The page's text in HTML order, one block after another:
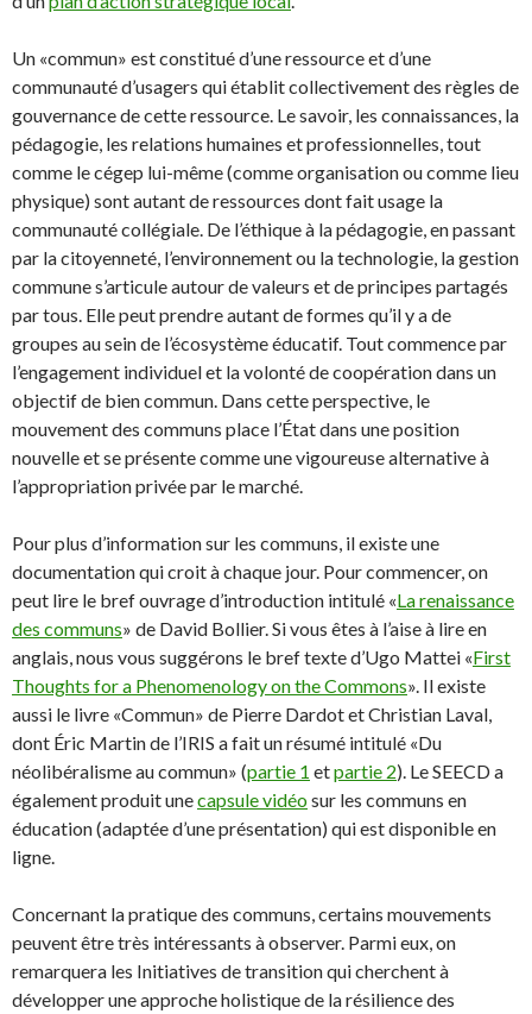
Un «commun» est constitué d’une ressource et d’une
communauté d’usagers qui établit collectivement des règles de
gouvernance de cette ressource. Le savoir, les connaissances, la
pédagogie, les relations humaines et professionnelles, tout
comme le cégep lui-même (comme organisation ou comme lieu
physique) sont autant de ressources dont fait usage la
communauté collégiale. De l’éthique à la pédagogie, en passant
par la citoyenneté, l’environnement ou la technologie, la gestion
commune s’articule autour de valeurs et de principes partagés
par tous. Elle peut prendre autant de formes qu’il y a de
groupes au sein de l’écosystème éducatif. Tout commence par
l’engagement individuel et la volonté de coopération dans un
objectif de bien commun. Dans cette perspective, le
mouvement des communs place l’État dans une position
nouvelle et se présente comme une vigoureuse alternative à
l’appropriation privée par le marché.
Pour plus d’information sur les communs, il existe une
documentation qui croit à chaque jour. Pour commencer, on
peut lire le bref ouvrage d’introduction intitulé «La renaissance
des communs» de David Bollier. Si vous êtes à l’aise à lire en
anglais, nous vous suggérons le bref texte d’Ugo Mattei «First
Thoughts for a Phenomenology on the Commons». Il existe
aussi le livre «Commun» de Pierre Dardot et Christian Laval,
dont Éric Martin de l’IRIS a fait un résumé intitulé «Du
néolibéralisme au commun» (partie 1 etpartie 2). Le SEECD a
également produit unecapsule vidéosur les communs en
éducation (adaptée d’une présentation) qui est disponible en
ligne.
Concernant la pratique des communs, certains mouvements
peuvent être très intéressants à observer. Parmi eux, on
remarquera les Initiatives de transition qui cherchent à
développer une approche holistique de la résilience des